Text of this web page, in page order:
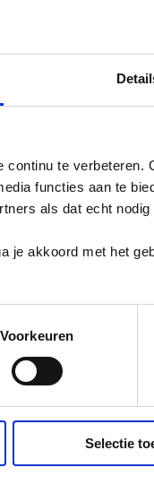
te verbeteren.
functies aan te
als dat echt nodig
je akkoord met het
Voorkeuren
Selectie
voor dat
vragen en
apparaten,
ingeleverde
en